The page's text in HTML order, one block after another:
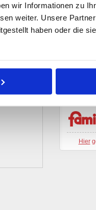
wir Informationen zu
weiter. Unsere
haben oder die
Hier